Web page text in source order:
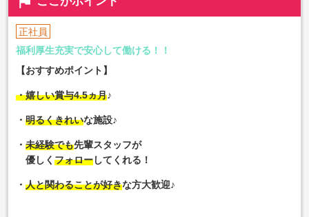
正社員
福利厚生充実で安心して働ける！！
【おすすめポイント】
・嬉しい賞与4.5ヵ月♪
・明るくきれいな施設♪
・未経験でも先輩スタッフが
優しくフォローしてくれる！
・人と関わることが好きな方大歓迎♪